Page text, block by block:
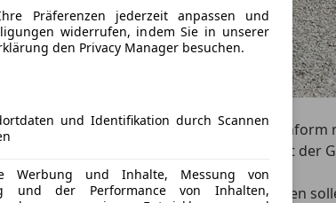
Präferenzen jederzeit anpassen und
widerrufen, indem Sie in unserer
den Privacy Manager besuchen.
und Identifikation durch Scannen
Werbung und Inhalte, Messung von
und der Performance von Inhalten,
auf, große Fahrzeuge in
nur einige zu nennen, buhlen um die Gunst
im Angebot.
im Kofferraum (687–1.971 l) anfangen